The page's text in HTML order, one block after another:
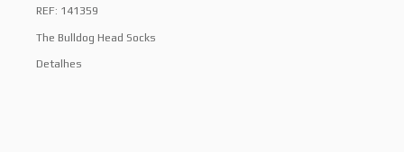
REF: 141359
The Bulldog Head Socks
Detalhes